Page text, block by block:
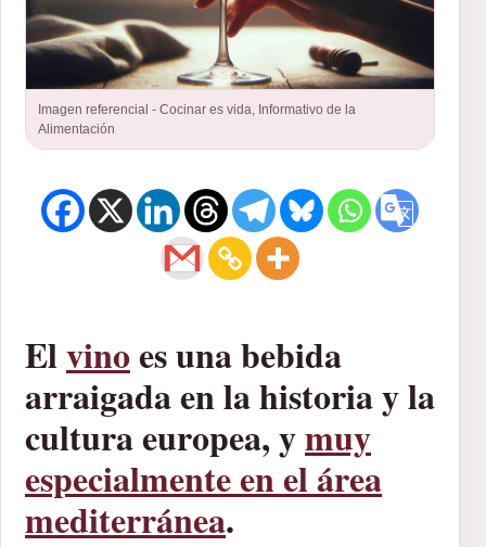
Imagen referencial - Cocinar es vida, Informativo de la
Alimentación
Elvinoes una bebida
arraigada en la historia y la
cultura europea, ymuy
especialmente en el área
mediterránea.